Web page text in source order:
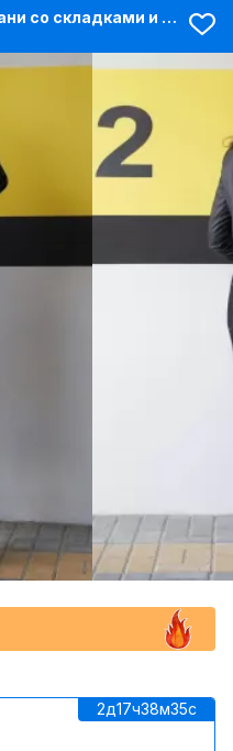
Брюки из джинсовой ткани со складками и карманами
2д17ч38м35c